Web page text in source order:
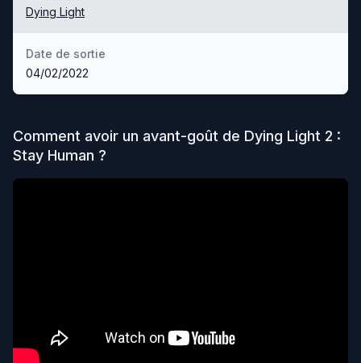
Dying Light
Date de sortie
04/02/2022
Comment avoir un avant-goût de Dying Light 2 :
Stay Human ?